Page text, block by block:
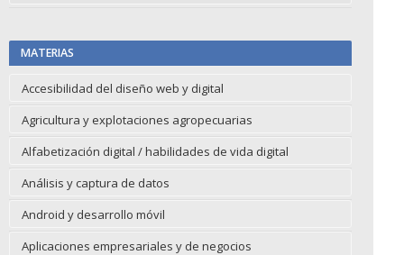
MATERIAS
Accesibilidad del diseño web y digital
Agricultura y explotaciones agropecuarias
Alfabetización digital / habilidades de vida digital
Análisis y captura de datos
Android y desarrollo móvil
Aplicaciones empresariales y de negocios